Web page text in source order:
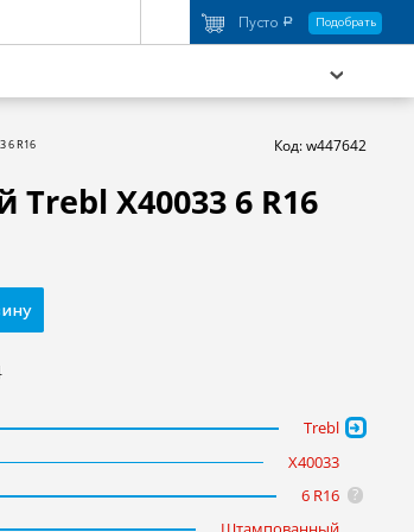
Пусто a Подобрать
6 R16 Код: w447642
X40033 6 R16
Trebl
X40033
6 R16 ?